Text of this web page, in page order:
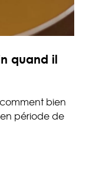
quand il
bien
période de